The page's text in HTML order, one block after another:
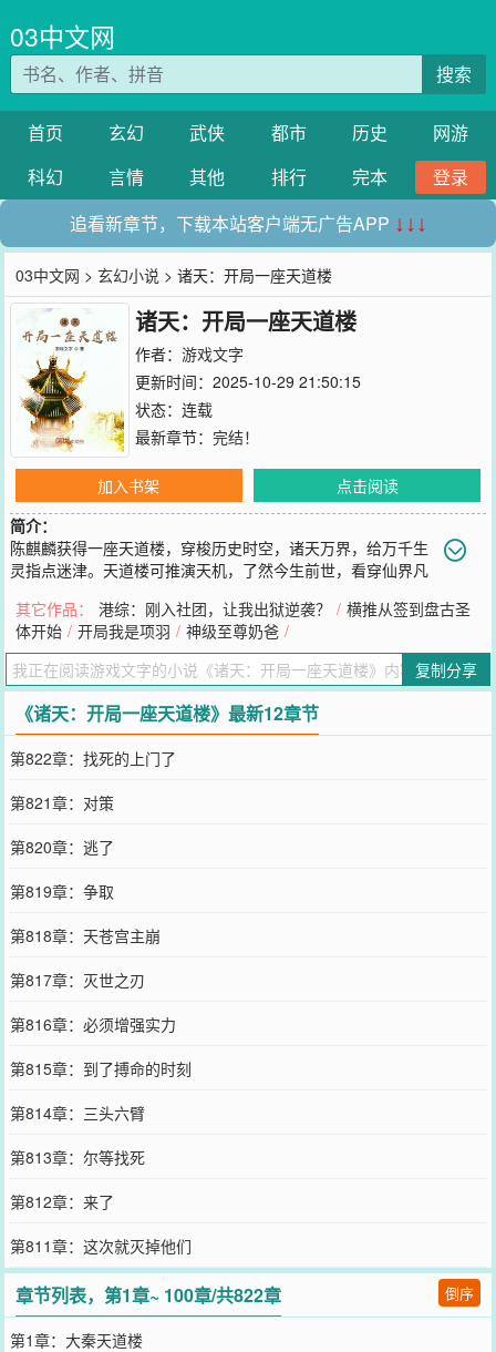
03中文网
搜索
首页 玄幻 武侠 都市 历史
网游
科幻
言情 其他 排行 完本
登录
追看新章节，下载本站客户端无广告APP ↓↓↓
03中文网 >玄幻小说 > 诸天：开局一座天道楼
诸天：开局一座天道楼
作者： 游戏文字
更新时间：2025-10-29 21:50:15
状态：连载
最新章节： 完结！
加入书架
点击阅读
简介：
陈麒麟获得一座天道楼，穿梭历史时空，诸天万界，给万千生
灵指点迷津。天道楼可推演天机，了然今生前世，看穿仙界凡
篡诏夺位，大秦二世而亡？天道楼所言是真是假？”成昆：“我卧底少
林要覆灭明教的秘密，天道楼怎会知晓？”崇祯：“大明将亡于朕之
手，朕将悬挂东南枝？天道楼你莫骗朕！”……诸天万界的历史轨迹，
因天道楼出现，猛然逆转。大秦并未二世而亡，秦始皇拿着地球仪，
有些犯愁，是该先征服欧洲大陆，还是美洲大陆？
您要是觉得《诸天：开局一座天道楼》还不错的话请不要忘记向您QQ
群和微博微信里的朋友推荐哦！
其它作品： 港综：刚入社团，让我出狱逆袭？ / 横推从签到盘古圣
体开始 / 开局我是项羽 / 神级至尊奶爸 /
复制分享
《诸天：开局一座天道楼》最新12章节
第822章：找死的上门了
第821章：对策
第820章：逃了
第819章：争取
第818章：天苍宫主崩
第817章：灭世之刃
第816章：必须增强实力
第815章：到了搏命的时刻
第814章：三头六臂
第813章：尔等找死
第812章：来了
第811章：这次就灭掉他们
章节列表，第1章~ 100章/共822章 倒序
第1章：大秦天道楼